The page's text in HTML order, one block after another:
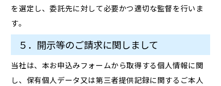
を選定し、委託先に対して必要かつ適切な監督を行いま
す。
５．開示等のご請求に関しまして
当社は、本お申込みフォームから取得する個人情報に関
し、保有個人データ又は第三者提供記録に関するご本人